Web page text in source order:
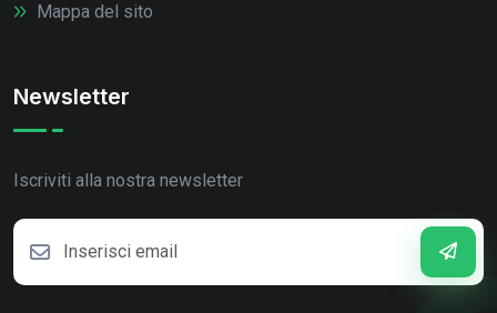
Mappa del sito
Newsletter
Iscriviti alla nostra newsletter